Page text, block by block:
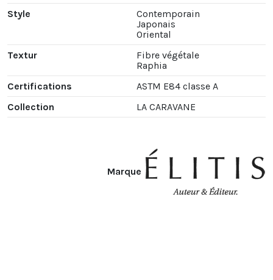
Style
Contemporain
Japonais
Oriental
Textur
Fibre végétale
Raphia
Certifications
ASTM E84 classe A
Collection
LA CARAVANE
Marque